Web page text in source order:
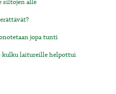
siltojen alle
jopa tunti
kulku laitureille helpottui